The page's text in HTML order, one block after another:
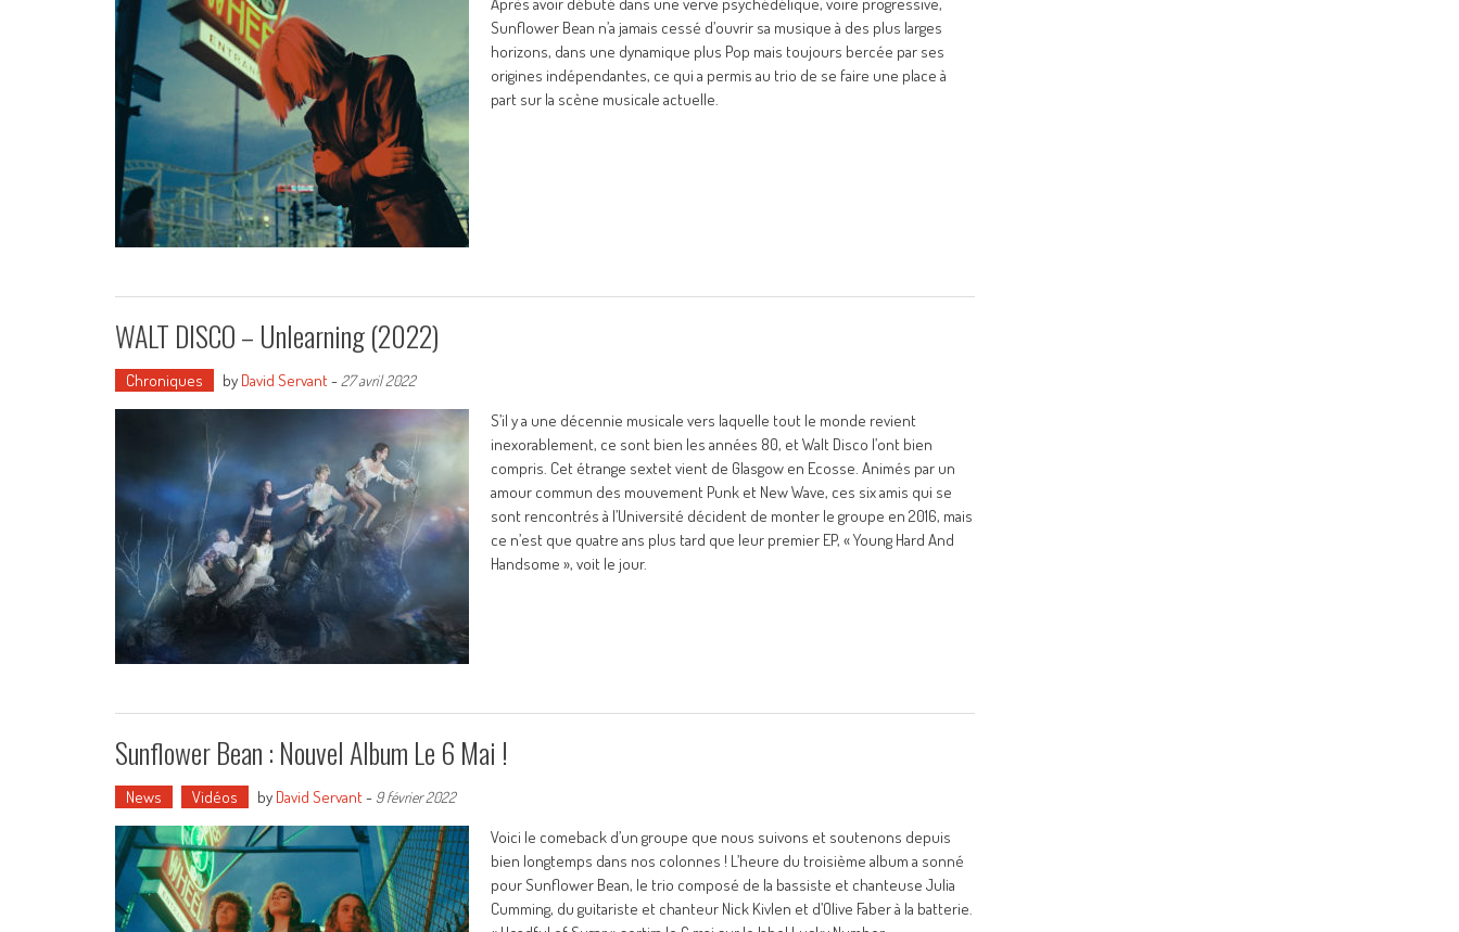
Sunflower Bean n’a jamais cessé d’ouvrir sa musique à des plus larges
horizons, dans une dynamique plus Pop mais toujours bercée par ses
origines indépendantes, ce qui a permis au trio de se faire une place à
part sur la scène musicale actuelle.
WALT DISCO – Unlearning (2022)
Chroniques by David Servant- 27 avril 2022
S’il y a une décennie musicale vers laquelle tout le monde revient
inexorablement, ce sont bien les années 80, et Walt Disco l’ont bien
compris. Cet étrange sextet vient de Glasgow en Ecosse. Animés par un
amour commun des mouvement Punk et New Wave, ces six amis qui se
sont rencontrés à l’Université décident de monter le groupe en 2016, mais
ce n’est que quatre ans plus tard que leur premier EP, « Young Hard And
Handsome », voit le jour.
Sunflower Bean : Nouvel Album Le 6 Mai !
News Vidéos by David Servant- 9 février 2022
Voici le comeback d’un groupe que nous suivons et soutenons depuis
bien longtemps dans nos colonnes ! L’heure du troisième album a sonné
pour Sunflower Bean, le trio composé de la bassiste et chanteuse Julia
Cumming, du guitariste et chanteur Nick Kivlen et d’Olive Faber à la batterie.